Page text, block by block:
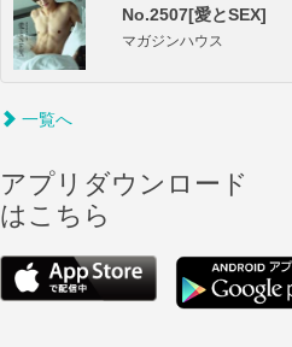
No.2507[愛とSEX]
マガジンハウス
一覧へ
アプリダウンロード
はこちら